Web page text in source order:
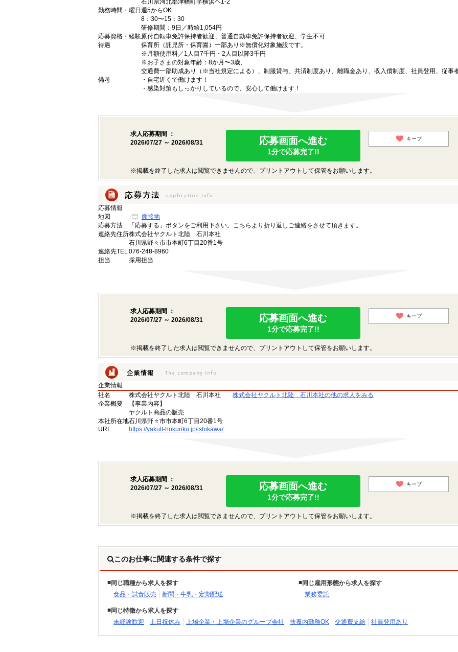
石川県河北郡津幡町字横浜ヘ1-2
勤務時間・曜日 週5からOK
8：30〜15：30
研修期間：9日／時給1,054円
応募資格・経験原付自転車免許保持者歓迎、普通自動車免許保持者歓迎、学生不可
待遇
保育所（託児所・保育園）一部あり※無償化対象施設です。
※月額使用料／1人目7千円・2人目以降3千円
※お子さまの対象年齢：8か月〜3歳、
交通費一部助成あり（※当社規定による）、制服貸与、共済制度あり、離職金あり、収入償制度、社員登用、従事
備考
・自宅近くで働けます！
・感染対策もしっかりしているので、安心して働けます！
求人応募期間 ：
2026/07/27 ～ 2026/08/31
応募画面へ進む
1分で応募完了!!
キープ
※掲載を終了した求人は閲覧できませんので、プリントアウトして保管をお願いします。
応募情報
地図
面接地
応募方法
「応募する」ボタンをご利用下さい。こちらより折り返しご連絡をさせて頂きます。
連絡先住所株式会社ヤクルト北陸 石川本社
石川県野々市市本町6丁目20番1号
連絡先TEL076-248-8960
担当
採用担当
求人応募期間 ：
2026/07/27 ～ 2026/08/31
応募画面へ進む
1分で応募完了!!
キープ
※掲載を終了した求人は閲覧できませんので、プリントアウトして保管をお願いします。
企業情報
社名
株式会社ヤクルト北陸 石川本社
株式会社ヤクルト北陸 石川本社の他の求人をみる
企業概要
【事業内容】
ヤクルト商品の販売
本社所在地石川県野々市市本町6丁目20番1号
URL
https://yakult-hokuriku.jp/ishikawa/
求人応募期間 ：
2026/07/27 ～ 2026/08/31
応募画面へ進む
1分で応募完了!!
キープ
※掲載を終了した求人は閲覧できませんので、プリントアウトして保管をお願いします。
このお仕事に関連する条件で探す
同じ職種から求人を探す
食品・試食販売
新聞・牛乳・定期配送
同じ雇用形態から求人を探す
業務委託
同じ特徴から求人を探す
未経験歓迎
土日祝休み 上場企業・上場企業のグループ会社 扶養内勤務OK 交通費支給 社員登用あり